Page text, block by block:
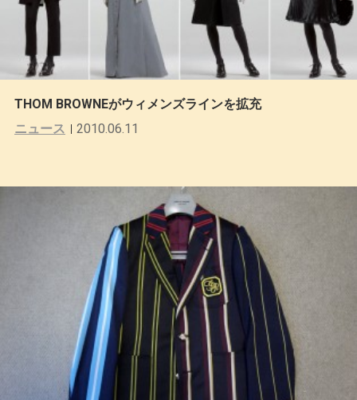
THOM BROWNEがウィメンズラインを拡充
ニュース
2010.06.11